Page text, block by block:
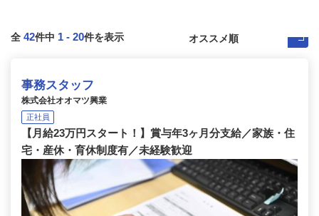
全 42件中 1 - 20件を表示
事務スタッフ
株式会社オオマツ興業
正社員
【月給23万円スタート！】賞与年3ヶ月分支給／家族・住
宅・産休・育休制度有／未経験歓迎